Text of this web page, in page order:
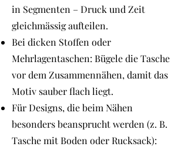
in Segmenten – Druck und Zeit
gleichmässig aufteilen.
Bei dicken Stoffen oder
Mehrlagentaschen: Bügele die Tasche
vor dem Zusammennähen, damit das
Motiv sauber flach liegt.
Für Designs, die beim Nähen
besonders beansprucht werden (z. B.
Tasche mit Boden oder Rucksack):